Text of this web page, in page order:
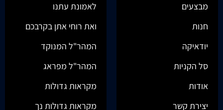
מבצעים
חנות
יודאיקה
סל הקניות
אודות
יצירת קשר
לאמונת עתנו
ואת רוחי אתן בקרבכם
המהר"ל המנוקד
המהר"ל מפראג
מקראות גדולות
מקראות גדולות נך